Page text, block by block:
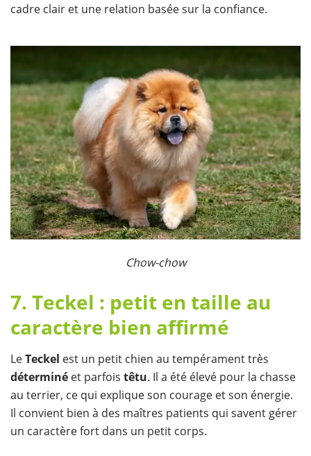
cadre clair et une relation basée sur la confiance.
​Chow-chow
7. Teckel : petit en taille au
caractère bien affirmé
LeTeckel est un petit chien au tempérament très
déterminé et parfois têtu. Il a été élevé pour la chasse
au terrier, ce qui explique son courage et son énergie.
Il convient bien à des maîtres patients qui savent gérer
un caractère fort dans un petit corps.